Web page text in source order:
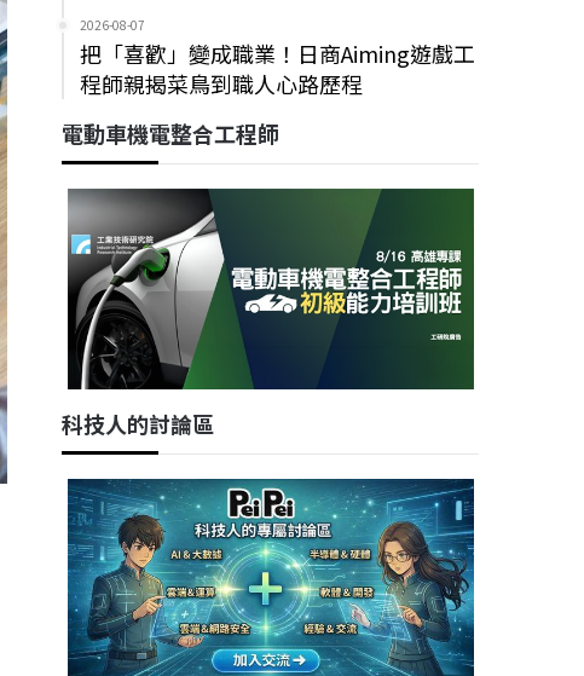
2026-08-07
把「喜歡」變成職業！日商Aiming遊戲工
程師親揭菜鳥到職人心路歷程
電動車機電整合工程師
科技人的討論區